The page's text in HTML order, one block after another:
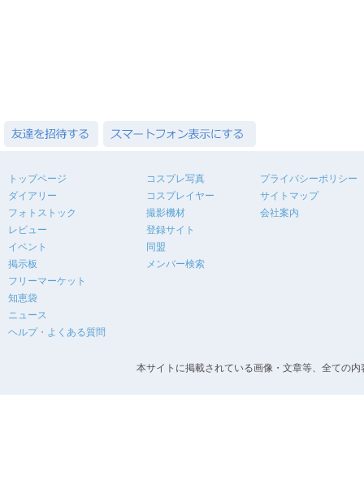
トップページ
ダイアリー
フォトストック
レビュー
イベント
掲示板
フリーマーケット
知恵袋
ニュース
ヘルプ・よくある質問
コスプレ写真
コスプレイヤー
撮影機材
登録サイト
同盟
メンバー検索
プライバシーポリシー
サイトマップ
会社案内
本サイトに掲載されている画像・文章等、全ての